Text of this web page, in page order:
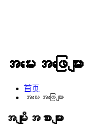
အမေးအဖြေများ
首页
အမေးအဖြေများ
အမျိုးအစားများ